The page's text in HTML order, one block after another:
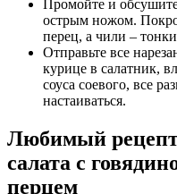
Промойте и
острым ножом.
перец, а чили –
Отправьте все
курице в салатник,
соуса соевого, все
настаиваться.
Любимый рецепт
салата с
перцем